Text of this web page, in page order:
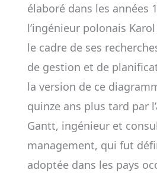
élaboré dans les années
l’ingénieur polonais
le cadre de ses
de gestion et de
la version de ce
quinze ans plus tard par
Gantt, ingénieur et
management, qui fut
adoptée dans les pays